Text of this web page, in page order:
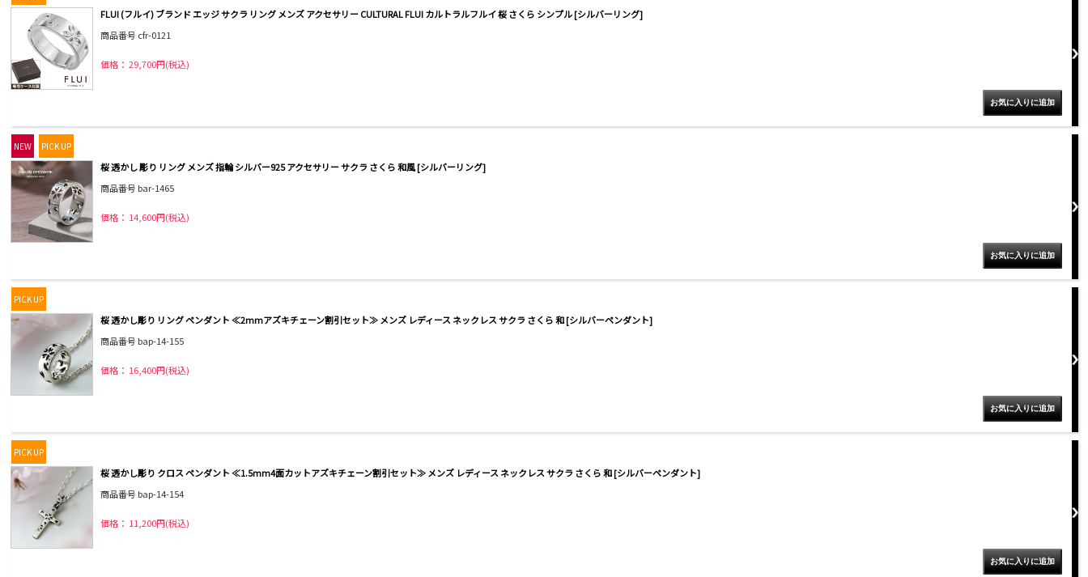
FLUI (フルイ) ブランド エッジ サクラ リング メンズ アクセサリー CULTURAL FLUI カルトラルフルイ 桜 さくら シンプル [シルバーリング]
商品番号 cfr-0121
価格： 29,700円(税込)
NEW PICK UP
桜 透かし 彫り リング メンズ 指輪 シルバー925 アクセサリー サクラ さくら 和風 [シルバーリング]
商品番号 bar-1465
価格： 14,600円(税込)
PICK UP
桜 透かし彫り リング ペンダント ≪2mmアズキチェーン割引セット≫ メンズ レディース ネックレス サクラ さくら 和 [シルバーペンダント]
商品番号 bap-14-155
価格： 16,400円(税込)
PICK UP
桜 透かし彫り クロス ペンダント ≪1.5mm4面カットアズキチェーン割引セット≫ メンズ レディース ネックレス サクラ さくら 和 [シルバーペンダント]
商品番号 bap-14-154
価格： 11,200円(税込)